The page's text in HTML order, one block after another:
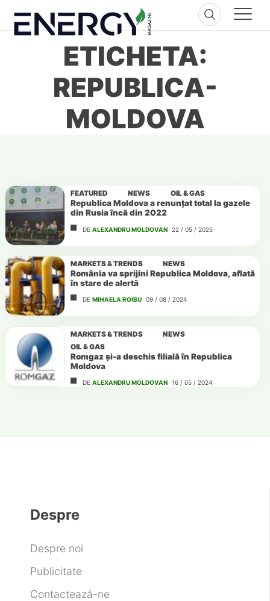
content
ETICHETA:
REPUBLICA-
MOLDOVA
FEATURED NEWS OIL & GAS
Republica Moldova a renunțat total la gazele
din Rusia încă din 2022
DE ALEXANDRU MOLDOVAN 22 / 05 / 2025
MARKETS & TRENDS NEWS
România va sprijini Republica Moldova, aflată
în stare de alertă
DE MIHAELA ROIBU 09 / 08 / 2024
MARKETS & TRENDS
NEWS
OIL & GAS
Romgaz și-a deschis filială în Republica
Moldova
DE ALEXANDRU MOLDOVAN 16 / 05 / 2024
Despre
Despre noi
Publicitate
Contactează-ne